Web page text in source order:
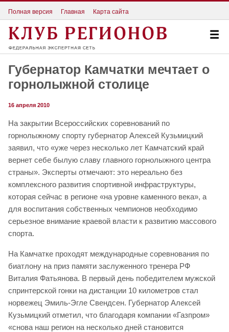
Полная версия Главная Карта сайта
Губернатор Камчатки мечтает о
горнолыжной столице
16 апреля 2010
На закрытии Всероссийских соревнований по
горнолыжному спорту губернатор Алексей Кузьмицкий
заявил, что «уже через несколько лет Камчатский край
вернет себе былую славу главного горнолыжного центра
страны». Эксперты отмечают: это нереально без
комплексного развития спортивной инфраструктуры,
которая сейчас в регионе «на уровне каменного века», а
для воспитания собственных чемпионов необходимо
серьезное внимание краевой власти к развитию массового
спорта.
На Камчатке проходят международные соревнования по
биатлону на приз памяти заслуженного тренера РФ
Виталия Фатьянова. В первый день победителем мужской
спринтерской гонки на дистанции 10 километров стал
норвежец Эмиль-Эгле Свендсен. Губернатор Алексей
Кузьмицкий отметил, что благодаря компании «Газпром»
«снова наш регион на несколько дней становится